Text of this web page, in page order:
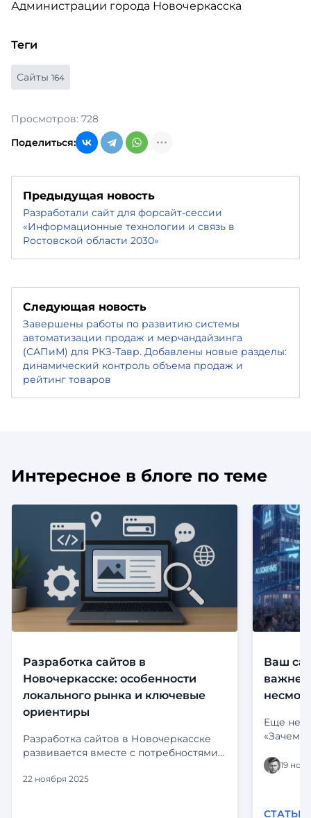
Теги
Сайты 164
Просмотров: 728
Поделиться:
Предыдущая новость
Разработали сайт для форсайт-сессии
«Информационные технологии и связь в
Ростовской области 2030»
Следующая новость
Завершены работы по развитию системы
автоматизации продаж и мерчандайзинга
(САПиМ) для РКЗ-Тавр. Добавлены новые разделы:
динамический контроль объема продаж и
рейтинг товаров
Интересное в блоге по теме
Разработка сайтов в
Новочеркасске: особенности
локального рынка и ключевые
ориентиры
Разработка сайтов в Новочеркасске
развивается вместе с потребностями
давно выходят за рамки обычных
22 ноября 2025
Ваш
Еще
«Зачем
19
СТАТЬИ